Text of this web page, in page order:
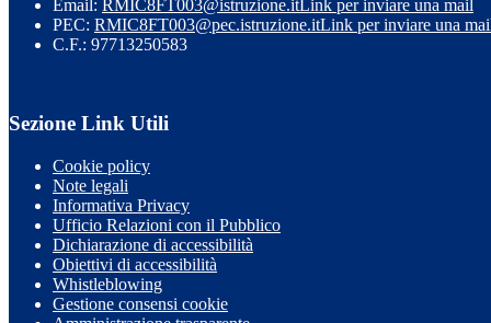
Email: RMIC8FT003@istruzione.itLink per inviare una mail
PEC: RMIC8FT003@pec.istruzione.itLink per inviare una
C.F.: 97713250583
Sezione Link Utili
Cookie policy
Note legali
Informativa Privacy
Ufficio Relazioni con il Pubblico
Dichiarazione di accessibilità
Obiettivi di accessibilità
Whistleblowing
Gestione consensi cookie